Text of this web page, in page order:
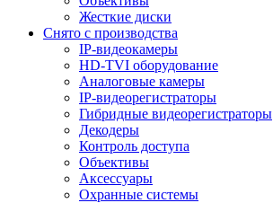
Жесткие диски
Снято с производства
IP-видеокамеры
HD-TVI оборудование
Аналоговые камеры
IP-видеорегистраторы
Гибридные видеорегистраторы
Декодеры
Контроль доступа
Объективы
Аксессуары
Охранные системы